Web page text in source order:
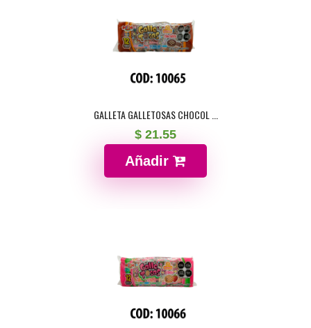
GALLETA GALLETOSAS CHOCOL ...
$ 21.55
Añadir